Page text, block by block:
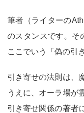
筆者（ライターの
のスタンスです。そ
ここでいう「偽の引
引き寄せの法則は、
うえに、オーラ場が
引き寄せ関係の著者